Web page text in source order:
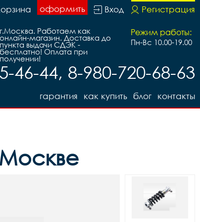
Регистрация
Вход
оформить
Режим работы:
Пн-Вс 10.00-19.00
г.Москва. Работаем как
онлайн-магазин. Доставка до
пункта выдачи СДЭК -
бесплатно! Оплата при
получении!
46-44, 8-980-720-68-63
контакты
блог
как купить
гарантия